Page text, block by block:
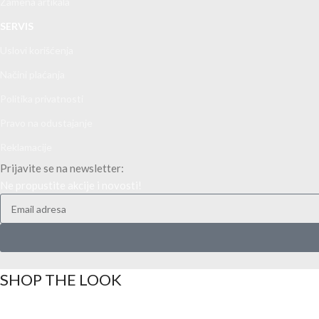
Prijavite se na newsletter:
SHOP THE LOOK